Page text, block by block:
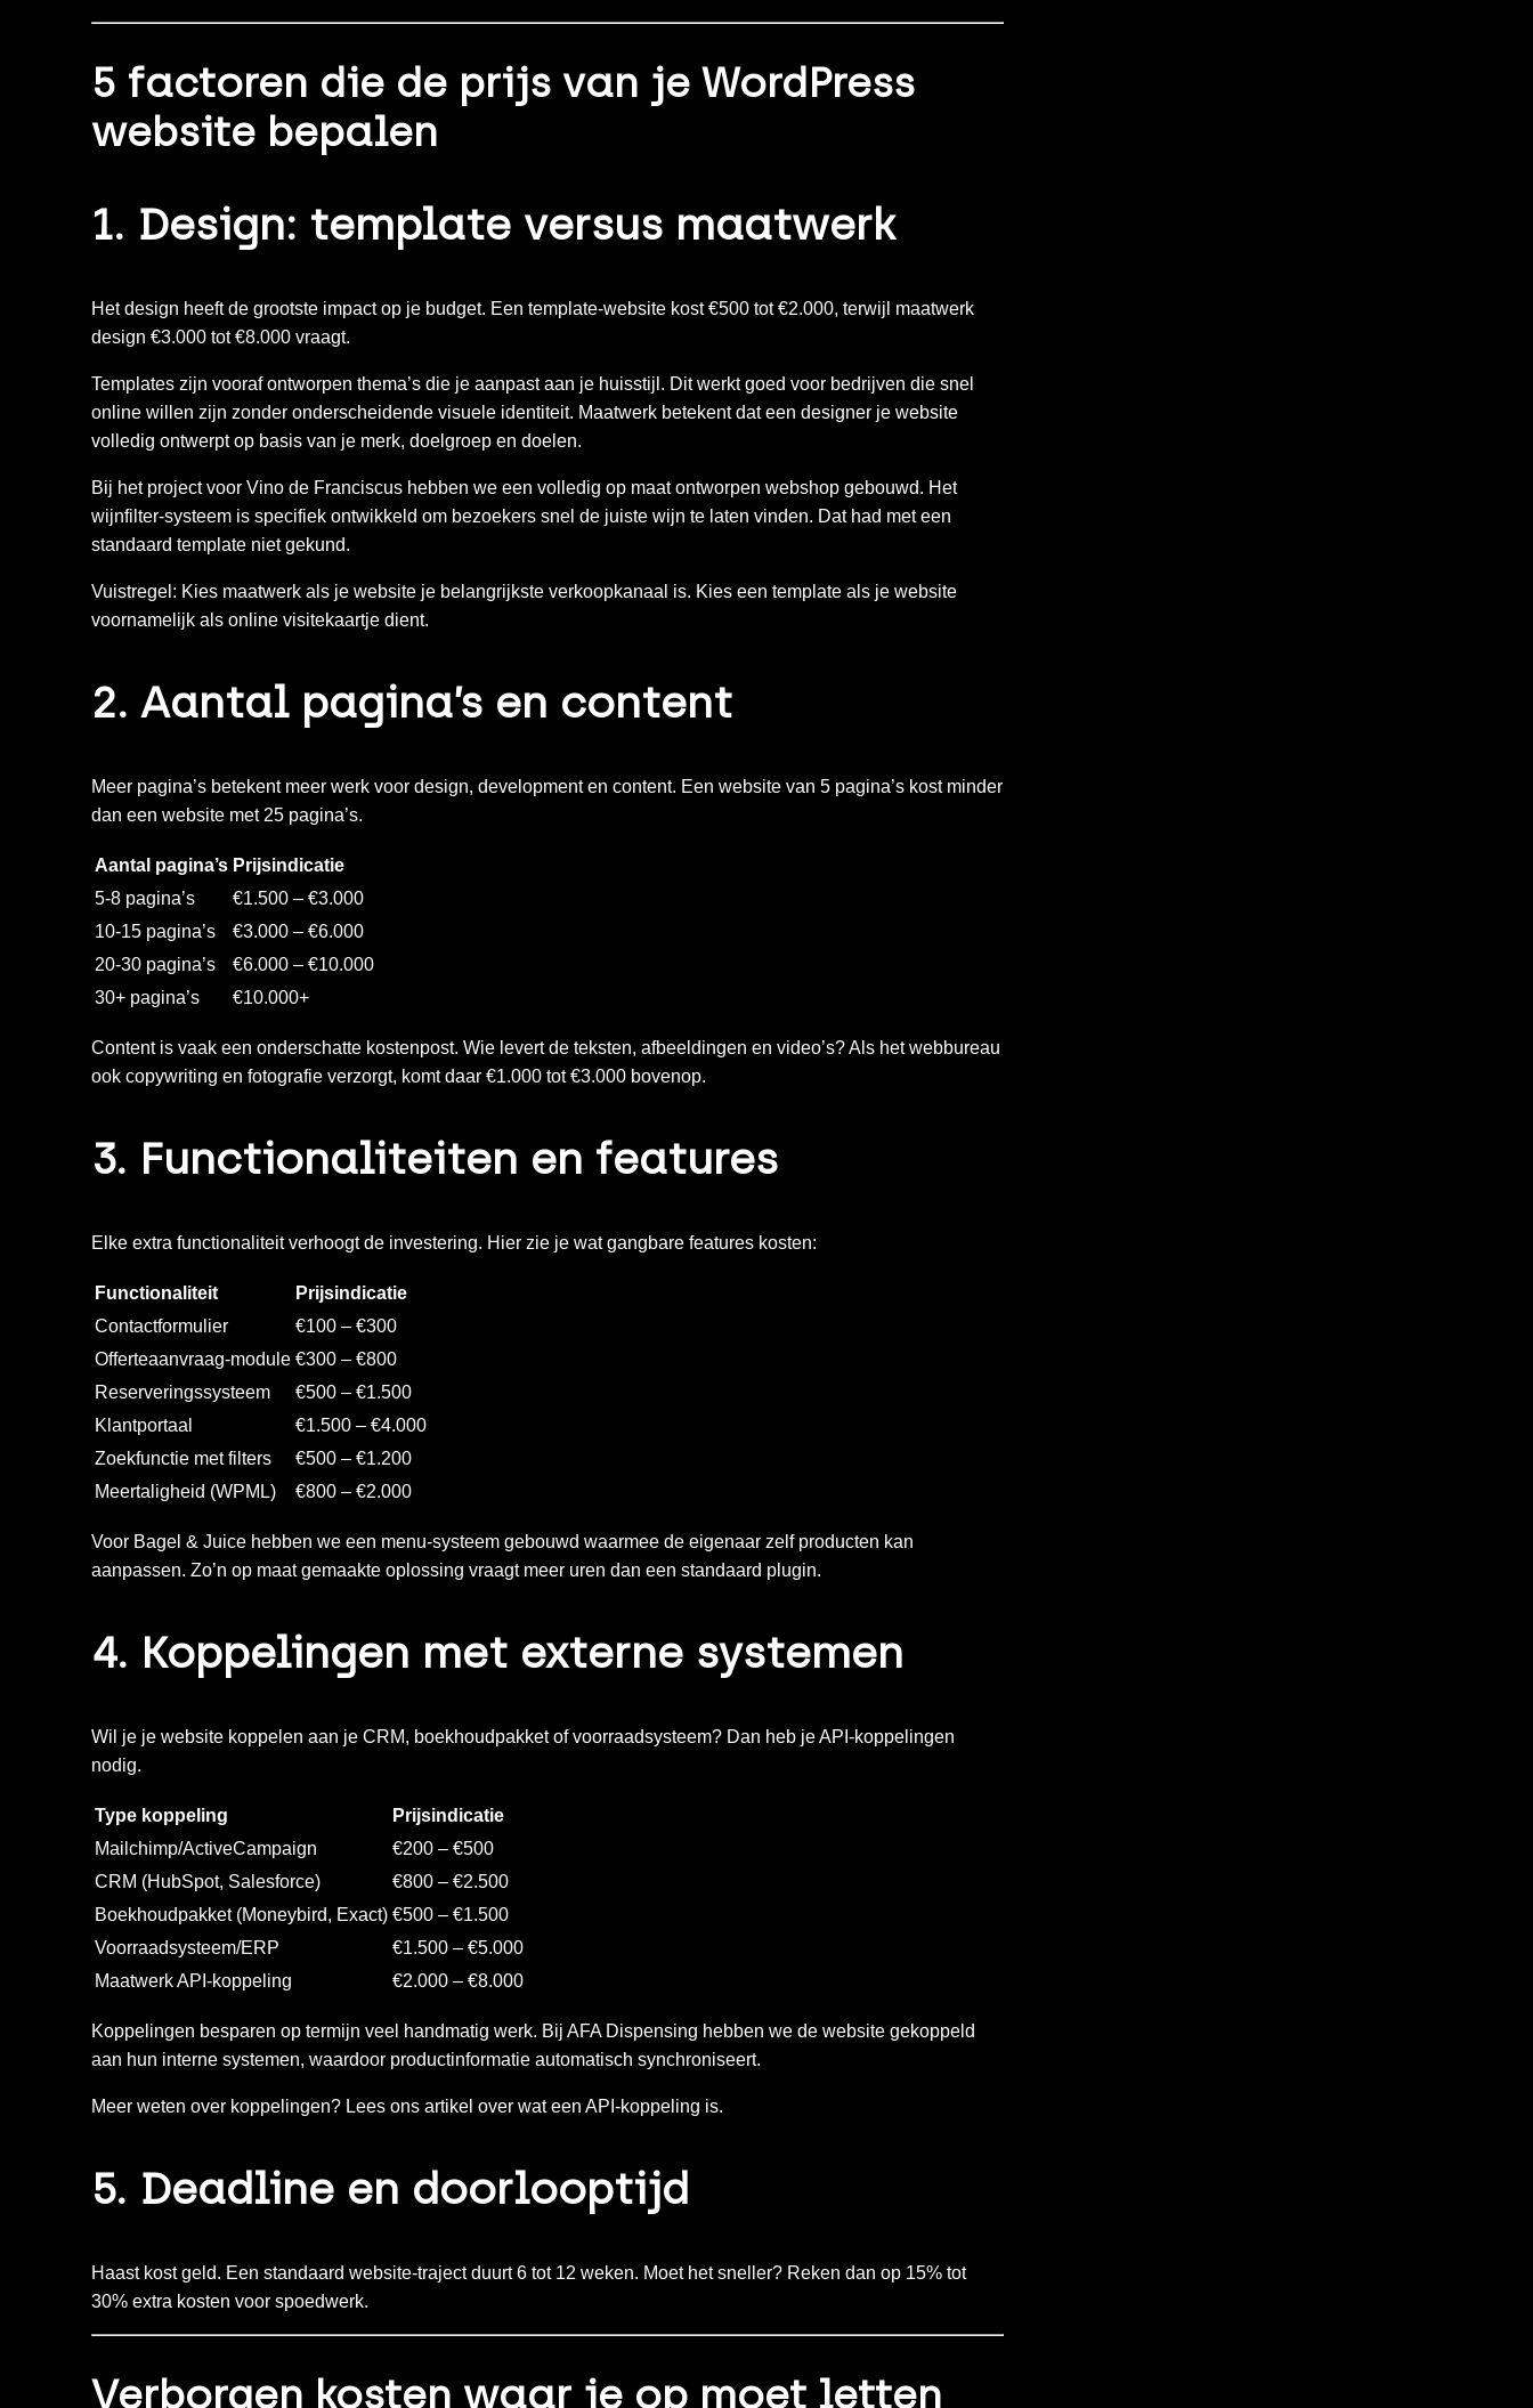
5 factoren die de prijs van je WordPress
website bepalen
1. Design: template versus maatwerk
Het design heeft de grootste impact op je budget. Een template-website kost €500 tot €2.000, terwijl maatwerk
design €3.000 tot €8.000 vraagt.
Templates zijn vooraf ontworpen thema’s die je aanpast aan je huisstijl. Dit werkt goed voor bedrijven die snel
online willen zijn zonder onderscheidende visuele identiteit. Maatwerk betekent dat een designer je website
volledig ontwerpt op basis van je merk, doelgroep en doelen.
Bij het project voor Vino de Franciscus hebben we een volledig op maat ontworpen webshop gebouwd. Het
wijnfilter-systeem is specifiek ontwikkeld om bezoekers snel de juiste wijn te laten vinden. Dat had met een
standaard template niet gekund.
Vuistregel: Kies maatwerk als je website je belangrijkste verkoopkanaal is. Kies een template als je website
voornamelijk als online visitekaartje dient.
2. Aantal pagina’s en content
Meer pagina’s betekent meer werk voor design, development en content. Een website van 5 pagina’s kost minder
dan een website met 25 pagina’s.
Aantal pagina’s Prijsindicatie
5-8 pagina’s
€1.500 – €3.000
10-15 pagina’s
€3.000 – €6.000
20-30 pagina’s
€6.000 – €10.000
30+ pagina’s
€10.000+
Content is vaak een onderschatte kostenpost. Wie levert de teksten, afbeeldingen en video’s? Als het webbureau
ook copywriting en fotografie verzorgt, komt daar €1.000 tot €3.000 bovenop.
3. Functionaliteiten en features
Elke extra functionaliteit verhoogt de investering. Hier zie je wat gangbare features kosten:
Functionaliteit
Prijsindicatie
Contactformulier
€100 – €300
Offerteaanvraag-module €300 – €800
Reserveringssysteem
€500 – €1.500
Klantportaal
€1.500 – €4.000
Zoekfunctie met filters
€500 – €1.200
Meertaligheid (WPML)
€800 – €2.000
Voor Bagel & Juice hebben we een menu-systeem gebouwd waarmee de eigenaar zelf producten kan
aanpassen. Zo’n op maat gemaakte oplossing vraagt meer uren dan een standaard plugin.
4. Koppelingen met externe systemen
Wil je je website koppelen aan je CRM, boekhoudpakket of voorraadsysteem? Dan heb je API-koppelingen
nodig.
Type koppeling
Prijsindicatie
Mailchimp/ActiveCampaign
€200 – €500
CRM (HubSpot, Salesforce)
€800 – €2.500
Boekhoudpakket (Moneybird, Exact) €500 – €1.500
Voorraadsysteem/ERP
€1.500 – €5.000
Maatwerk API-koppeling
€2.000 – €8.000
Koppelingen besparen op termijn veel handmatig werk. Bij AFA Dispensing hebben we de website gekoppeld
aan hun interne systemen, waardoor productinformatie automatisch synchroniseert.
Meer weten over koppelingen? Lees ons artikel over wat een API-koppeling is.
5. Deadline en doorlooptijd
Haast kost geld. Een standaard website-traject duurt 6 tot 12 weken. Moet het sneller? Reken dan op 15% tot
30% extra kosten voor spoedwerk.
Verborgen kosten waar je op moet letten